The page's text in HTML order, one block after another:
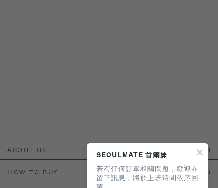
ABOUT US
HOW TO BUY
SEOULMATE 首爾妹
若有任何訂單相關問題，歡迎在
留下訊息，將於上班時間依序回